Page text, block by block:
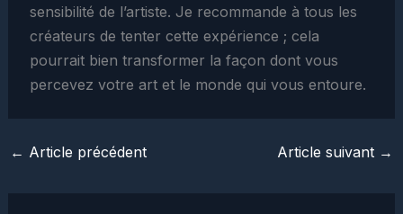
sensibilité de l’artiste. Je recommande à tous les
créateurs de tenter cette expérience ; cela
pourrait bien transformer la façon dont vous
percevez votre art et le monde qui vous entoure.
← Article précédent Article suivant →